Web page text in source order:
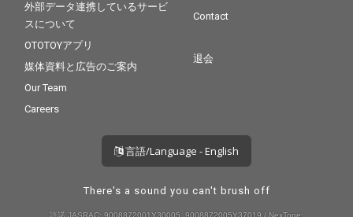
外部データ連携しているサービ
スについて
OTOTOYアプリ
媒体資料と広告のご案内
Our Team
Careers
Contact
退会
言語/Language - English
There's a sound you can't brush off